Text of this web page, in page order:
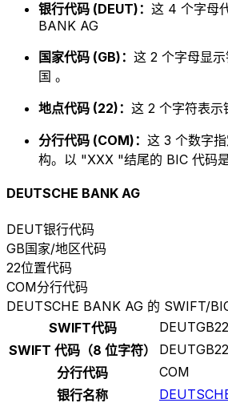
银行代码 (DEUT)： 这 4 个字母
BANK AG
国家代码 (GB)： 这 2 个字母显
国 。
地点代码 (22)： 这 2 个字符表示
分行代码 (COM)： 这 3 个数字
构。以 "XXX "结尾的 BIC 代码是
DEUTSCHE BANK AG
DEUT银行代码
GB国家/地区代码
22位置代码
COM分行代码
DEUTSCHE BANK AG 的 SWIFT/
SWIFT代码
SWIFT 代码（8 位字符）
DEUTGB22
分行代码
COM
银行名称